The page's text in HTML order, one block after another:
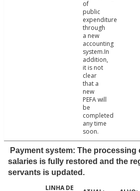
of
public
expenditure
through
a new
accounting
system.In
addition,
it is not
clear
that a
new
PEFA will
be
completed
any time
soon.
Payment system: The
salaries is fully restored and the
servants is updated.